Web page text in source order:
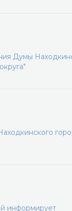
Думы
информирует